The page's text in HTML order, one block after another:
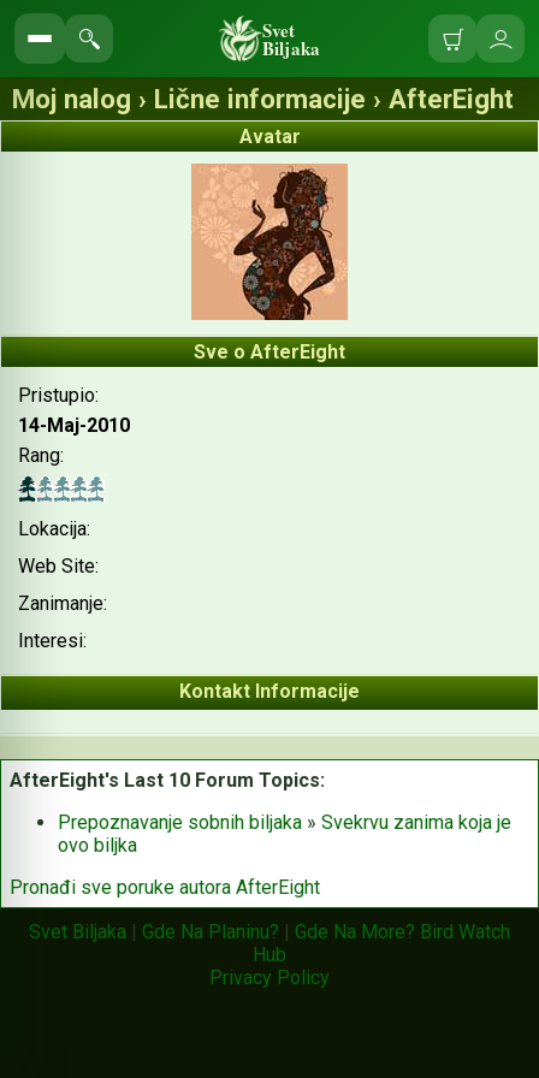
Pretraga
sajta
Svet
Biljaka Korpa
se
Moj nalog › Lične informacije › AfterEight
Avatar
Sve o AfterEight
Pristupio:
14-Maj-2010
Rang:
Lokacija:
Web Site:
Zanimanje:
Interesi:
Kontakt Informacije
AfterEight's Last 10 Forum Topics:
Prepoznavanje sobnih biljaka » Svekrvu zanima koja je
ovo biljka
Pronađi sve poruke autora AfterEight
Svet Biljaka | Gde Na Planinu? | Gde Na More? Bird Watch
Hub
Privacy Policy